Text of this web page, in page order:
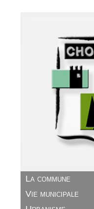
La commune
Vie municipale